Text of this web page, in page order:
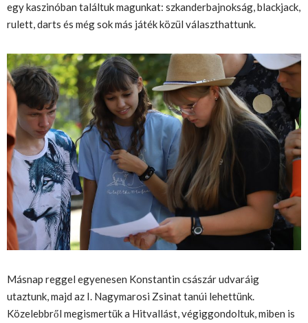
egy kaszinóban találtuk magunkat: szkanderbajnokság, blackjack,
rulett, darts és még sok más játék közül választhattunk.
Másnap reggel egyenesen Konstantin császár udvaráig
utaztunk, majd az I. Nagymarosi Zsinat tanúi lehettünk.
Közelebbről megismertük a Hitvallást, végiggondoltuk, miben is